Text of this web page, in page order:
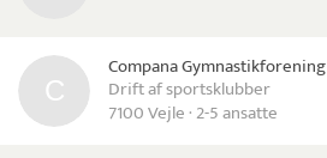
Compana Gymnastikforening
Drift af sportsklubber
7100 Vejle · 2-5 ansatte